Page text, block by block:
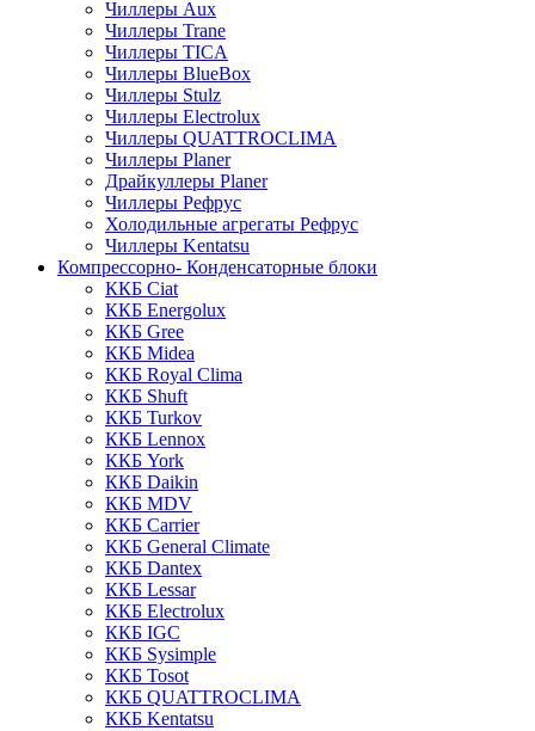
Чиллеры Aux
Чиллеры Trane
Чиллеры TICA
Чиллеры BlueBox
Чиллеры Stulz
Чиллеры Electrolux
Чиллеры QUATTROCLIMA
Чиллеры Planer
Драйкуллеры Planer
Чиллеры Рефрус
Холодильные агрегаты Рефрус
Чиллеры Kentatsu
Компрессорно- Конденсаторные блоки
ККБ Ciat
ККБ Energolux
ККБ Gree
ККБ Midea
ККБ Royal Clima
ККБ Shuft
ККБ Turkov
ККБ Lennox
ККБ York
ККБ Daikin
ККБ MDV
ККБ Carrier
ККБ General Climate
ККБ Dantex
ККБ Lessar
ККБ Electrolux
ККБ IGC
ККБ Sysimple
ККБ Tosot
ККБ QUATTROCLIMA
ККБ Kentatsu